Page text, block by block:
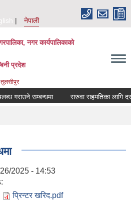
नेपाली
नगर कार्यपालिकाको
प्रदेश
तुलसीपुर
गराउने सम्बन्धमा सरुवा सहमतिका लागि
2025 - 14:53
प्रिन्टर खरिद.pdf